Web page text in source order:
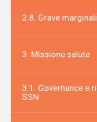
2.8. Grave
3. Missione salute
3.1. Governance e
SSN